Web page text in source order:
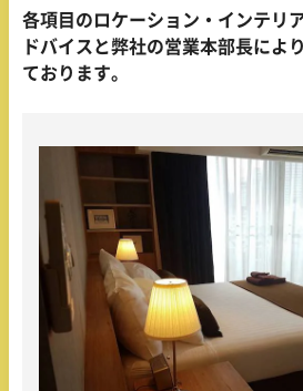
各項目のロケーション・インテリ
ドバイスと弊社の営業本部長によ
ております。